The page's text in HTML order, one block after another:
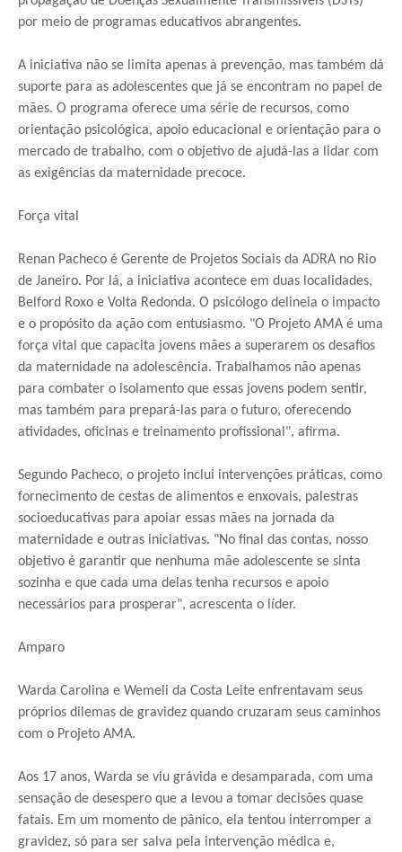
por meio de programas educativos abrangentes.
A iniciativa não se limita apenas à prevenção, mas também dá
suporte para as adolescentes que já se encontram no papel de
mães. O programa oferece uma série de recursos, como
orientação psicológica, apoio educacional e orientação para o
mercado de trabalho, com o objetivo de ajudá-las a lidar com
as exigências da maternidade precoce.
Força vital
Renan Pacheco é Gerente de Projetos Sociais da ADRA no Rio
de Janeiro. Por lá, a iniciativa acontece em duas localidades,
Belford Roxo e Volta Redonda. O psicólogo delineia o impacto
e o propósito da ação com entusiasmo. "O Projeto AMA é uma
força vital que capacita jovens mães a superarem os desafios
da maternidade na adolescência. Trabalhamos não apenas
para combater o isolamento que essas jovens podem sentir,
mas também para prepará-las para o futuro, oferecendo
atividades, oficinas e treinamento profissional", afirma.
Segundo Pacheco, o projeto inclui intervenções práticas, como
fornecimento de cestas de alimentos e enxovais, palestras
socioeducativas para apoiar essas mães na jornada da
maternidade e outras iniciativas. "No final das contas, nosso
objetivo é garantir que nenhuma mãe adolescente se sinta
sozinha e que cada uma delas tenha recursos e apoio
necessários para prosperar", acrescenta o líder.
Amparo
Warda Carolina e Wemeli da Costa Leite enfrentavam seus
próprios dilemas de gravidez quando cruzaram seus caminhos
com o Projeto AMA.
Aos 17 anos, Warda se viu grávida e desamparada, com uma
sensação de desespero que a levou a tomar decisões quase
fatais. Em um momento de pânico, ela tentou interromper a
gravidez, só para ser salva pela intervenção médica e,